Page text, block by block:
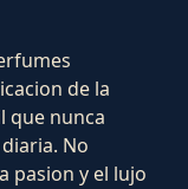
de la
que nunca
No
pasion y el lujo